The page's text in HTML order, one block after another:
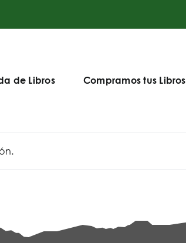
de Libros Compramos tus Libros